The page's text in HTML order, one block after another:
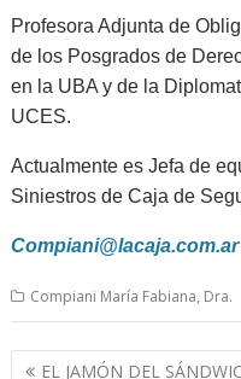
Profesora Adjunta de
de los Posgrados de
en la UBA y de la
UCES.
Actualmente es Jefa de
Siniestros de Caja de
Compiani@lacaja.com.ar
Compiani María Fabiana, Dra.
Navegación
EL JAMÓN DEL